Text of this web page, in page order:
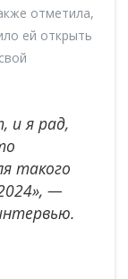
отметила,
ей открыть
и я рад,
такого
—